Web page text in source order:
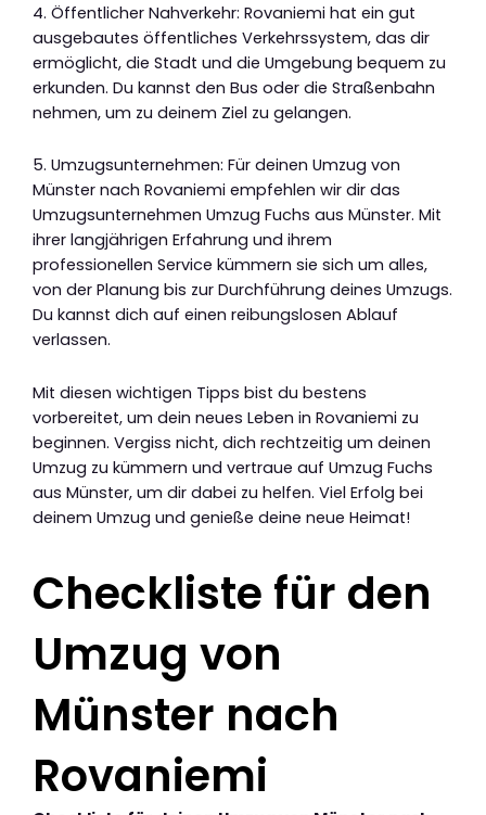
4. Öffentlicher Nahverkehr: Rovaniemi hat ein gut
ausgebautes öffentliches Verkehrssystem, das dir
ermöglicht, die Stadt und die Umgebung bequem zu
erkunden. Du kannst den Bus oder die Straßenbahn
nehmen, um zu deinem Ziel zu gelangen.
5. Umzugsunternehmen: Für deinen Umzug von
Münster nach Rovaniemi empfehlen wir dir das
Umzugsunternehmen Umzug Fuchs aus Münster. Mit
ihrer langjährigen Erfahrung und ihrem
professionellen Service kümmern sie sich um alles,
von der Planung bis zur Durchführung deines Umzugs.
Du kannst dich auf einen reibungslosen Ablauf
verlassen.
Mit diesen wichtigen Tipps bist du bestens
vorbereitet, um dein neues Leben in Rovaniemi zu
beginnen. Vergiss nicht, dich rechtzeitig um deinen
Umzug zu kümmern und vertraue auf Umzug Fuchs
aus Münster, um dir dabei zu helfen. Viel Erfolg bei
deinem Umzug und genieße deine neue Heimat!
Checkliste für den
Umzug von
Münster nach
Rovaniemi